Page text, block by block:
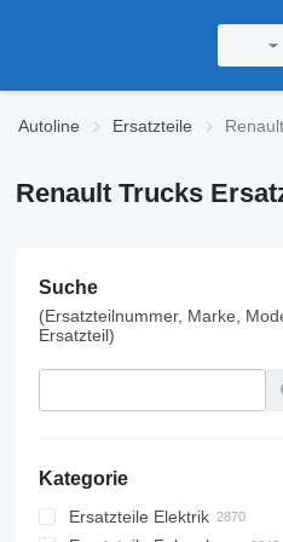
Autoline Ersatzteile
Renault Trucks
Suche
(Ersatzteilnummer, Marke,
Ersatzteil)
Kategorie
Ersatzteile Elektrik